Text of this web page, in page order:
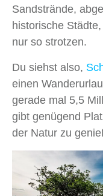
Sandstrände,
historische
nur so strotzen.
Du siehst also,
einen
gerade mal 5,5
gibt genügend
der Natur zu